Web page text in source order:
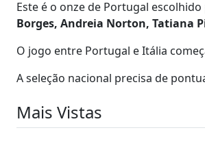
Este é o onze de Portugal
Borges, Andreia Norton, Tatiana
O jogo entre Portugal e Itália
A seleção nacional precisa de
Mais Vistas